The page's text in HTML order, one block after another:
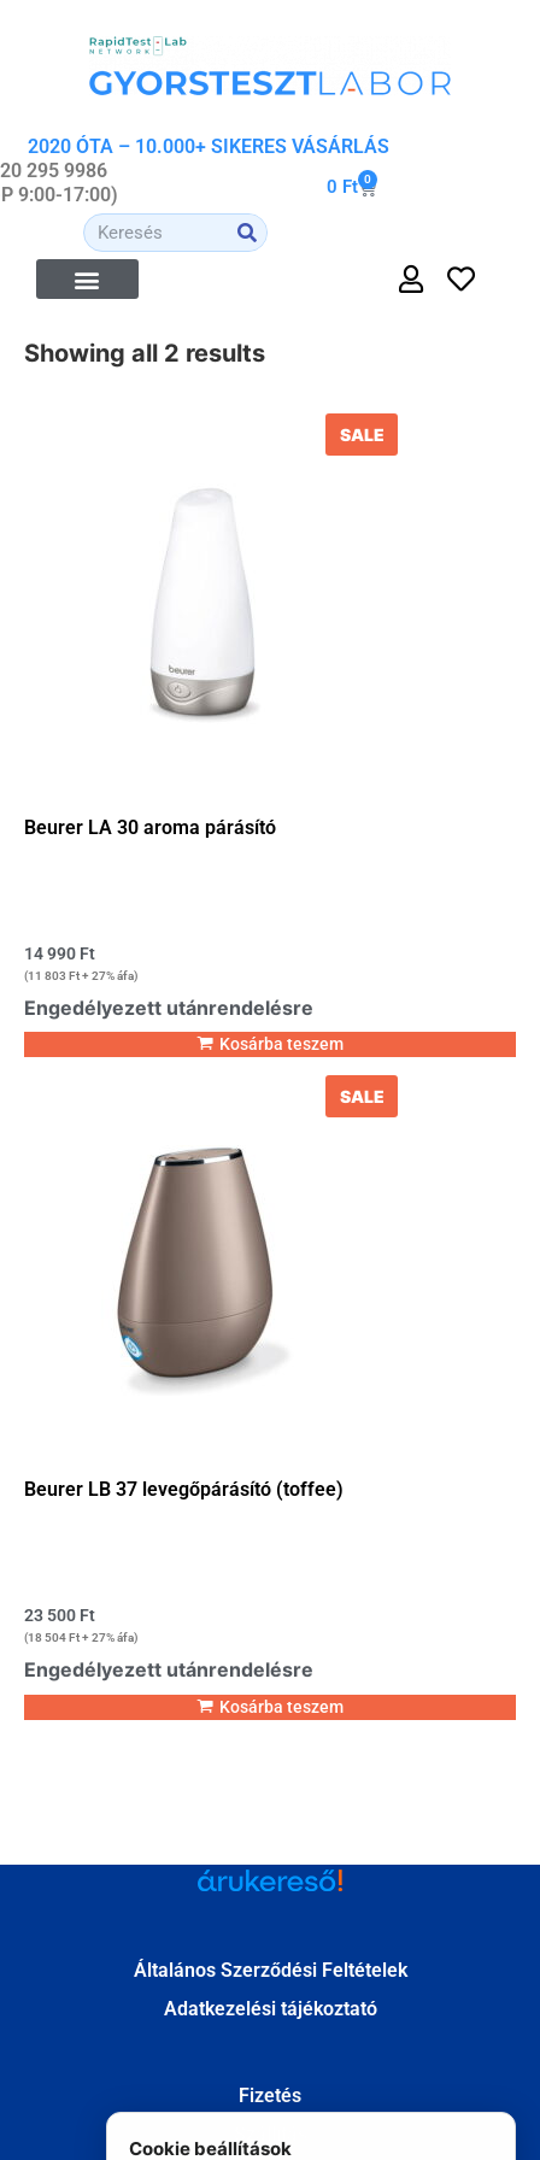
2020 ÓTA – 10.000+ SIKERES VÁSÁRLÁS
295 9986
9:00-17:00)
0 Ft 0
Showing all 2 results
SALE
Beurer LA 30 aroma párásító
14 990 Ft
(11 803 Ft+ 27% áfa)
Engedélyezett utánrendelésre
Kosárba teszem
SALE
Beurer LB 37 levegőpárásító (toffee)
23 500 Ft
(18 504Ft+ 27% áfa)
Engedélyezett utánrendelésre
Kosárba teszem
Általános Szerződési Feltételek
Adatkezelési tájékoztató
Fizetés
Cookie beállítások